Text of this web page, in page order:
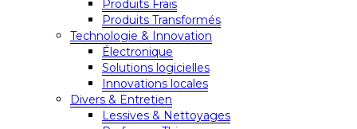
Produits Frais
Produits Transformés
Technologie & Innovation
Électronique
Solutions logicielles
Innovations locales
Divers & Entretien
Lessives & Nettoyages